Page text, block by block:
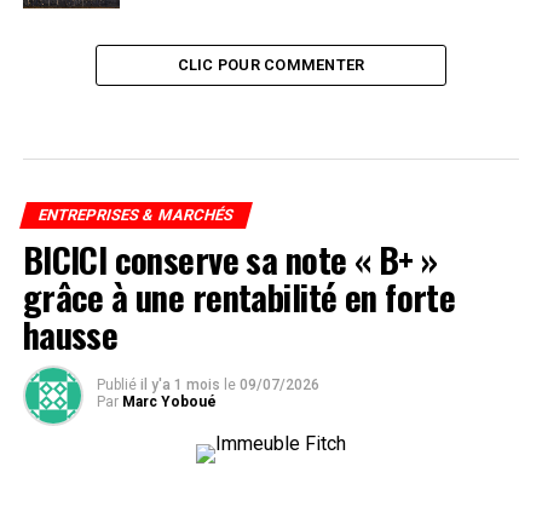
CLIC POUR COMMENTER
ENTREPRISES & MARCHÉS
BICICI conserve sa note « B+ »
grâce à une rentabilité en forte
hausse
Publié il y'a 1 mois le 09/07/2026
Par Marc Yoboué